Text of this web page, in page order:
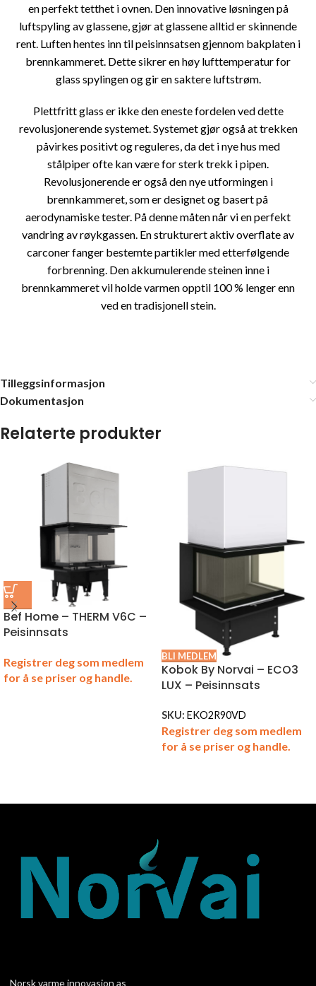
en perfekt tetthet i ovnen. Den innovative løsningen på
luftspyling av glassene, gjør at glassene alltid er skinnende
rent. Luften hentes inn til peisinnsatsen gjennom bakplaten i
brennkammeret. Dette sikrer en høy lufttemperatur for
glass spylingen og gir en saktere luftstrøm.
Plettfritt glass er ikke den eneste fordelen ved dette
revolusjonerende systemet. Systemet gjør også at trekken
påvirkes positivt og reguleres, da det i nye hus med
stålpiper ofte kan være for sterk trekk i pipen.
Revolusjonerende er også den nye utformingen i
brennkammeret, som er designet og basert på
aerodynamiske tester. På denne måten når vi en perfekt
vandring av røykgassen. En strukturert aktiv overflate av
carconer fanger bestemte partikler med etterfølgende
forbrenning. Den akkumulerende steinen inne i
brennkammeret vil holde varmen opptil 100 % lenger enn
ved en tradisjonell stein.
Tilleggsinformasjon
Dokumentasjon
Relaterte produkter
Bef Home – THERM V6C –
Peisinnsats
Registrer deg som medlem
for å se priser og handle.
BLI MEDLEM
Kobok By Norvai – ECO3
LUX – Peisinnsats
SKU: EKO2R90VD
Registrer deg som medlem
for å se priser og handle.
Norsk varme innovasjon as